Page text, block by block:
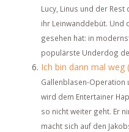
Lucy, Linus und der Rest
ihr Leinwanddebüt. Und
gesehen hat: in
populärste Underdog
Ich bin dann mal weg
Gallenblasen-Operation
wird dem Entertainer
so nicht weiter geht. Er
macht sich auf den